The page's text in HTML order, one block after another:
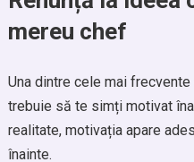
mereu chef
Una dintre cele mai
trebuie să te simți motivat
realitate, motivația apare
înainte.